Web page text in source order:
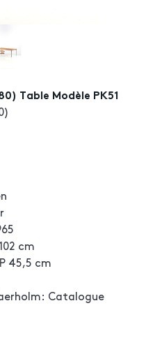
Table Modèle PK51
cm
45,5 cm
Catalogue
101
23, 92 à 95, 177